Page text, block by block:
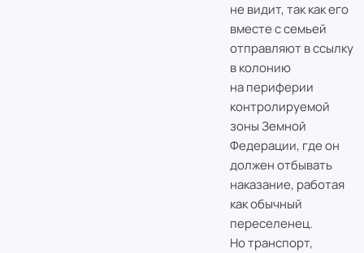
не видит, так как его
вместе с семьей
отправляют в ссылку
в колонию
на периферии
контролируемой
зоны Земной
Федерации, где он
должен отбывать
наказание, работая
как обычный
переселенец.
Но транспорт,